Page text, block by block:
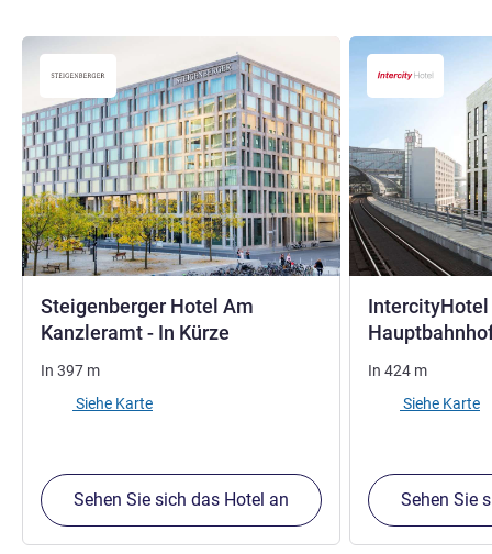
Steigenberger Hotel Am
Kanzleramt - In Kürze
In 397 m
Siehe Karte
Sehen Sie sich das Hotel an
In 424 m
Siehe Karte
Sehen Sie